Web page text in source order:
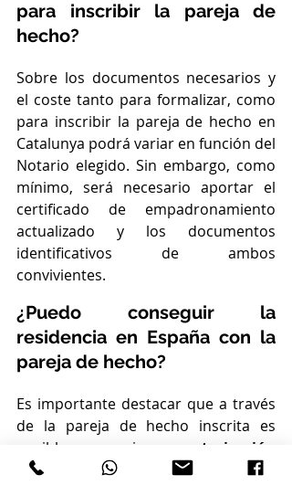
para inscribir la pareja de
hecho?
Sobre los documentos necesarios y
el coste tanto para formalizar, como
para inscribir la pareja de hecho en
Catalunya podrá variar en función del
Notario elegido. Sin embargo, como
mínimo, será necesario aportar el
certificado de empadronamiento
actualizado y los documentos
identificativos de ambos
convivientes.
¿Puedo conseguir la
residencia en España con la
pareja de hecho?
Es importante destacar que a través
de la pareja de hecho inscrita es
posible conseguir una
autorización
de residencia con duración de